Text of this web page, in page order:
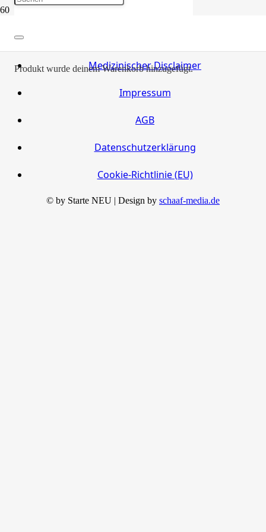
Produkt wurde deinem Warenkorb hinzugefügt.
Medizinischer Disclaimer
Impressum
AGB
Datenschutzerklärung
Cookie-Richtlinie (EU)
© by Starte NEU | Design by schaaf-media.de